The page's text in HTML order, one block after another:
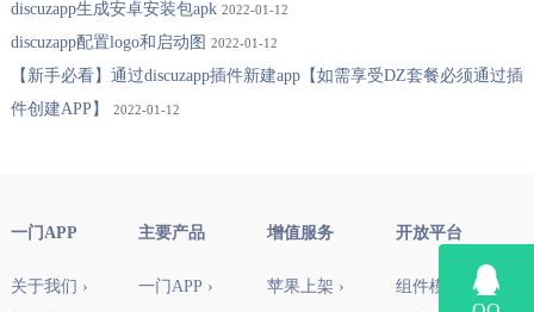
discuzapp生成安卓安装包apk 2022-01-12
discuzapp配置logo和启动图 2022-01-12
【新手必看】通过discuzapp插件新建app【如需享受DZ套餐必须通过插
件创建APP】
2022-01-12
一门APP
关于我们 ›
主要产品
一门APP ›
增值服务
苹果上架 ›
开放平台
组件模块 ›